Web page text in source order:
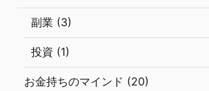
副業 (3)
投資 (1)
お金持ちのマインド (20)